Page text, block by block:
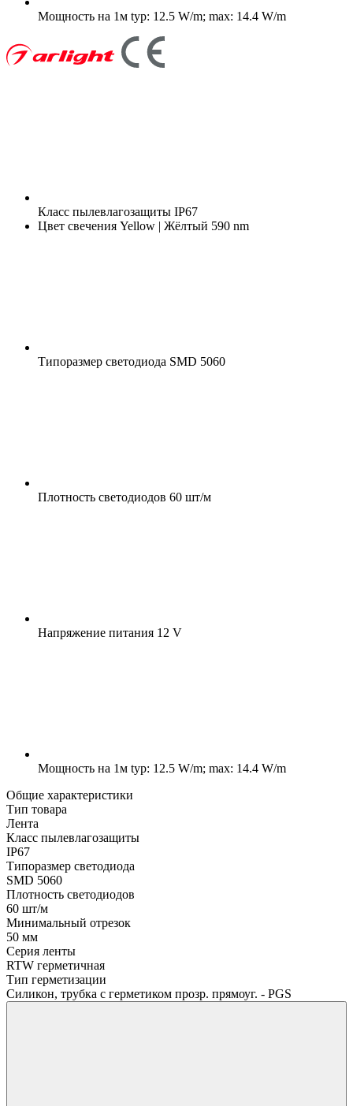
Мощность на 1м typ: 12.5 W/m; max: 14.4 W/m
Класс пылевлагозащиты IP67
Цвет свечения Yellow | Жёлтый 590 nm
Типоразмер светодиода SMD 5060
Плотность светодиодов 60 шт/м
Напряжение питания 12 V
Мощность на 1м typ: 12.5 W/m; max: 14.4 W/m
Общие характеристики
Тип товара
Лента
Класс пылевлагозащиты
IP67
Типоразмер светодиода
SMD 5060
Плотность светодиодов
60 шт/м
Минимальный отрезок
50 мм
Серия ленты
RTW герметичная
Тип герметизации
Силикон, трубка с герметиком прозр. прямоуг. - PGS